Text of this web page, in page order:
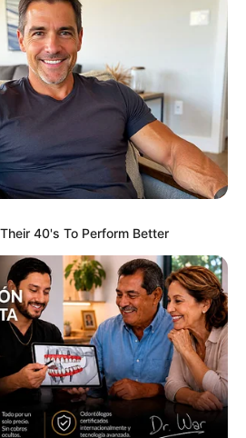
Method Ends Joint Pain &
40's To Perform Better